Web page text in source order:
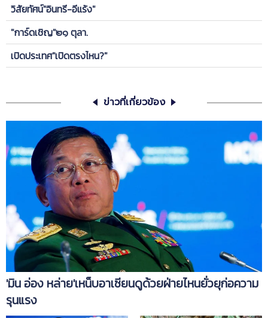
วิสัยทัศน์"อินทรี-อีแร้ง"
"การ์ดเชิญ"๒๑ ตุลา.
เปิดประเทศ"เปิดตรงไหน?"
ข่าวที่เกี่ยวข้อง
'มิน อ่อง หล่าย'เหน็บอาเซียนดูด้วยฝ่ายไหนยั่วยุก่อความ
รุนแรง